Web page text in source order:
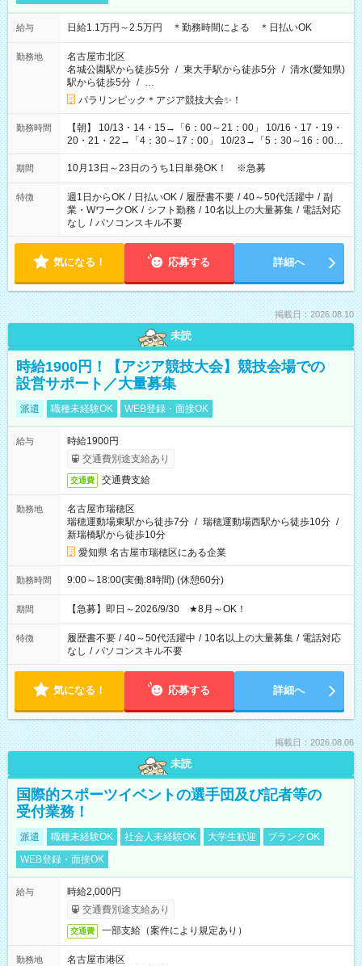
給与 日給1.1万円～2.5万円 ＊勤務時間による ＊日払いOK
勤務地
名古屋市北区
名城公園駅から徒歩5分 / 東大手駅から徒歩5分 / 清水(愛知県)
駅から徒歩5分 / …
パラリンピック＊アジア競技大会✨！
勤務時間
【朝】 10/13・14・15→「6：00～21：00」 10/16・17・19・
20・21・22→「4：30～17：00」 10/23→「5：30～16：00」
【夕方】 10/16・17・19～21→「17：00～26：00」
10/22→「17：00～24：30」 10/23→「16：00～23：00」 ＊
け、夕方だけ、などもOKです！
期間 10月13日～23日のうち1日単発OK！ ※急募
特徴 週1日からOK / 日払いOK / 履歴書不要 / 40～50代活躍中 / 副
業・WワークOK / シフト勤務 / 10名以上の大量募集 / 電話対応
なし / パソコンスキル不要
気になる！ 応募する 詳細へ
掲載日：2026.08.10
未読
時給1900円！【アジア競技大会】競技会場での
設営サポート／大量募集
派遣 職種未経験OK WEB登録・面接OK
給与
時給1900円
交通費別途支給あり
交通費 交通費支給
勤務地
名古屋市瑞穂区
瑞穂運動場東駅から徒歩7分 / 瑞穂運動場西駅から徒歩10分 /
新瑞橋駅から徒歩10分
愛知県 名古屋市瑞穂区にある企業
勤務時間 9:00～18:00(実働:8時間) (休憩60分)
期間 【急募】即日～2026/9/30 ★8月～OK！
特徴 履歴書不要 / 40～50代活躍中 / 10名以上の大量募集 / 電話対応
なし / パソコンスキル不要
気になる！ 応募する 詳細へ
掲載日：2026.08.06
未読
国際的スポーツイベントの選手団及び記者等の
受付業務！
派遣 職種未経験OK 社会人未経験OK 大学生歓迎
ブランクOK
WEB登録・面接OK
給与
時給2,000円
交通費別途支給あり
交通費 一部支給（案件により規定あり）
勤務地
名古屋市港区